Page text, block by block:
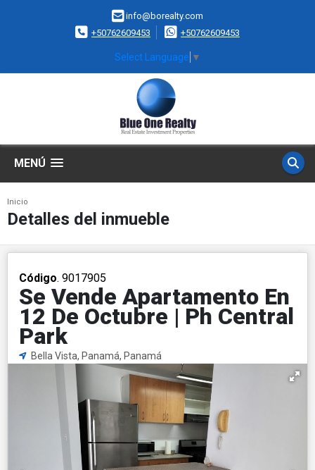
info@borealty.com
+50762609453
+50762609453
Select Language ▼
MENÚ
Inicio
Detalles del inmueble
Código. 9017905
Se Vende Apartamento En
12 De Octubre | Ph Central
Park
Bella Vista, Panamá, Panamá